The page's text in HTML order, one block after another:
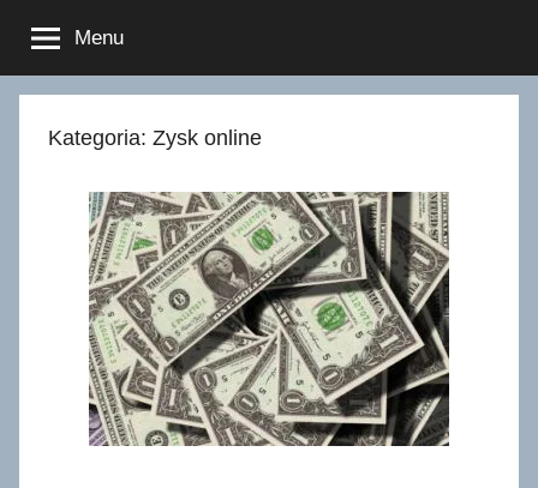
treści
Menu
Kategoria: Zysk online